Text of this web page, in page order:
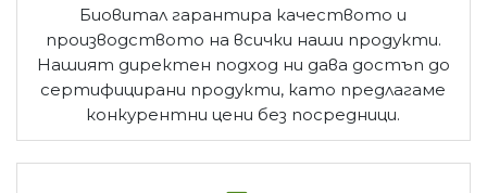
Биовитал гарантира качеството и
производството на всички наши продукти.
Нашият директен подход ни дава достъп до
сертифицирани продукти, като предлагаме
конкурентни цени без посредници.